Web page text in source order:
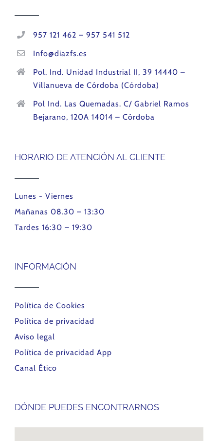
957 121 462 – 957 541 512
Info@diazfs.es
Pol. Ind. Unidad Industrial II, 39 14440 –
Villanueva de Córdoba (Córdoba)
Pol Ind. Las Quemadas. C/ Gabriel Ramos
Bejarano, 120A 14014 – Córdoba
HORARIO DE ATENCIÓN AL CLIENTE
Lunes - Viernes
Mañanas 08.30 – 13:30
Tardes 16:30 – 19:30
INFORMACIÓN
Política de Cookies
Política de privacidad
Aviso legal
Política de privacidad App
Canal Ético
DÓNDE PUEDES ENCONTRARNOS